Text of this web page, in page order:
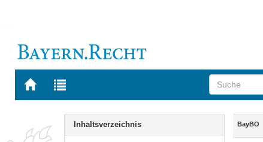
Zur
BAYERN.RECHT
Zur
letzten
Navigation
Inhaltsverzeichnis Inhalt
BayBO